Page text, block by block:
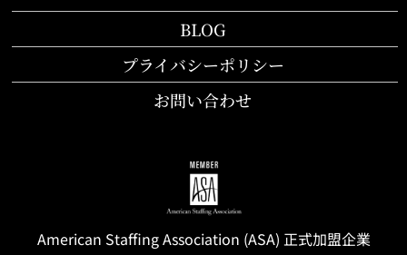
BLOG
プライバシーポリシー
お問い合わせ
American StaffingAssociation (ASA) 正式加盟企業